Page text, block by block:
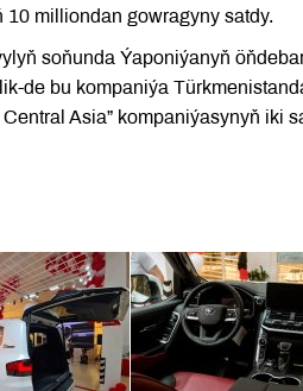
milliondan gowragyny satdy.
soňunda Ýaponiýanyň
de bu kompaniýa
Asia” kompaniýasynyň iki